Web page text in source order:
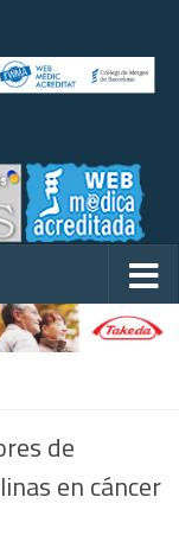
de
en cáncer